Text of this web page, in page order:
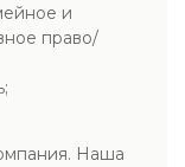
и
право/
Наша